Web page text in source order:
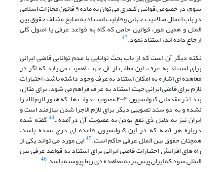
سوم، در خصوص قوانین کیفری می توان به ماده ۹ قانون مجازات اسلامی
در باب اعمال صلاحیت جهانی و قابلیت استناد به منابع مختلف حقوق بین
الملل و همین طور، قوانین خاص که گاه به قواعد عرفی یا اصول کلی
ارجاع داده اند، استناد نمود.43
نکته دیگر آن است که از باب بحث توانایی یا عدم توانایی قاضی ایرانی
برای استناد به عرف، این مطلب از آن جهت اهمیت می یابد که اگر در
معاهده ای اشاره به امکان استناد به عرف وجود داشته باشد، اختیارات
لازم برای قاضی ایرانی جهت استناد به عرف فراهم می شود. برای مثال،
بند آخر مقدماتی کنوانسیون ۲۰۰۴ مصونیت دولت ها ـ که هنوز لازم الاجرا
نشده و به دو سند تصویبی دیگر برای لازم الاجرا شدن نیازمند است و
ایران نیز به دلیل ذی نفع بودن به عضویت آن درآمده ـ44 گفته شده
درباره هر آنچه که در این کنوانسیون قاعده ای درج نشده باشد،
همچنان حقوق بین الملل عرفی حاکم است.45این مورد می تواند یکی از
راه های افزایش اختیارات قاضی ایرانی برای استناد به قواعد عرفی بین
المللی شود که ایران پیش تر به معاهده ذی ربط پیوسته باشد.46